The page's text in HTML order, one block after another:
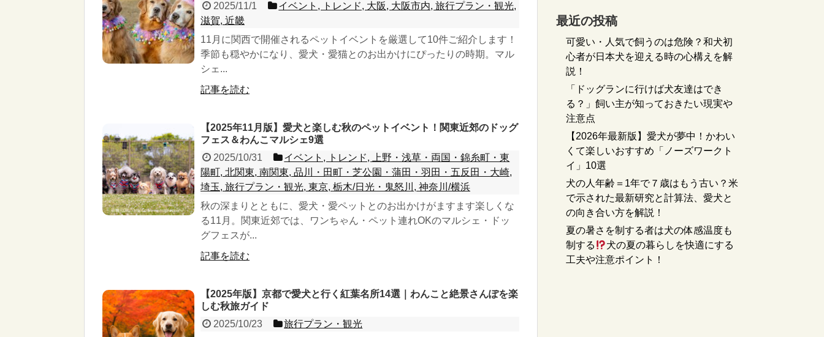
2025/11/1
イベント, トレンド, 大阪, 大阪市内, 旅行プラン・観光,
滋賀, 近畿
11月に関西で開催されるペットイベントを厳選して10件ご紹介します！
季節も穏やかになり、愛犬・愛猫とのお出かけにぴったりの時期。マル
シェ...
記事を読む
【2025年11月版】愛犬と楽しむ秋のペットイベント！関東近郊のドッグ
フェス＆わんこマルシェ9選
2025/10/31
イベント, トレンド, 上野・浅草・両国・錦糸町・東
陽町, 北関東, 南関東, 品川・田町・芝公園・蒲田・羽田・五反田・大崎,
埼玉, 旅行プラン・観光, 東京, 栃木/日光・鬼怒川, 神奈川/横浜
秋の深まりとともに、愛犬・愛ペットとのお出かけがますます楽しくな
る11月。関東近郊では、ワンちゃん・ペット連れOKのマルシェ・ドッ
グフェスが...
記事を読む
【2025年版】京都で愛犬と行く紅葉名所14選｜わんこと絶景さんぽを楽
しむ秋旅ガイド
2025/10/23
旅行プラン・観光
最近の投稿
可愛い・人気で飼うのは危険？和犬初
心者が日本犬を迎える時の心構えを解
説！
「ドッグランに行けば犬友達はでき
る？」飼い主が知っておきたい現実や
注意点
【2026年最新版】愛犬が夢中！かわい
くて楽しいおすすめ「ノーズワークト
イ」10選
犬の人年齢＝1年で７歳はもう古い？米
で示された最新研究と計算法、愛犬と
の向き合い方を解説！
夏の暑さを制する者は犬の体感温度も
制する
犬の夏の暮らしを快適にする
工夫や注意ポイント！